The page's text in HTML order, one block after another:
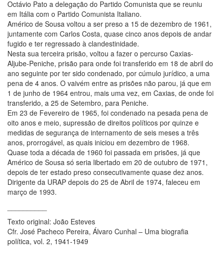
Octávio Pato a delegação do Partido Comunista que se reuniu
em Itália com o Partido Comunista Italiano.
Américo de Sousa voltou a ser preso a 15 de dezembro de 1961,
juntamente com Carlos Costa, quase cinco anos depois de andar
fugido e ter regressado à clandestinidade.
Nesta sua terceira prisão, voltou a fazer o percurso Caxias-
Aljube-Peniche, prisão para onde foi transferido em 18 de abril do
ano seguinte por ter sido condenado, por cúmulo jurídico, a uma
pena de 4 anos. O vaivém entre as prisões não parou, já que em
1 de junho de 1964 entrou, mais uma vez, em Caxias, de onde foi
transferido, a 25 de Setembro, para Peniche.
Em 23 de Fevereiro de 1965, foi condenado na pesada pena de
oito anos e meio, supressão de direitos políticos por quinze e
medidas de segurança de internamento de seis meses a três
anos, prorrogável, as quais iniciou em dezembro de 1968.
Quase toda a década de 1960 foi passada em prisões, já que
Américo de Sousa só seria libertado em 20 de outubro de 1971,
depois de ter estado preso consecutivamente quase dez anos.
Dirigente da URAP depois do 25 de Abril de 1974, faleceu em
março de 1993.
Texto original: João Esteves
Cfr. José Pacheco Pereira, Álvaro Cunhal – Uma biografia
política, vol. 2, 1941-1949